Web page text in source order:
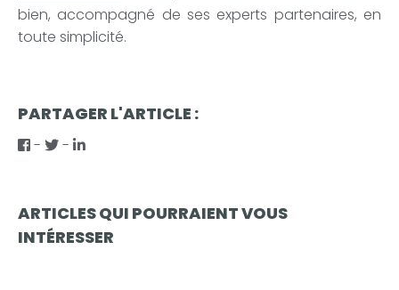
bien, accompagné de ses experts partenaires, en
toute simplicité.
PARTAGER L'ARTICLE :
- -
ARTICLES QUI POURRAIENT VOUS
INTÉRESSER